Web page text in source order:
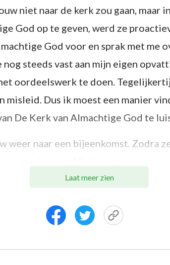
niet naar de kerk zou gaan, maar
God op te geven, werd ze
God voor en sprak met me
nog steeds vast aan mijn eigen
oordeelswerk te doen.
misleid. Dus ik moest een manier
De Kerk van Almachtige God te
weer naar een bijeenkomst. Zodra
ga je daar nog steeds heen?
zag dat ik boos werd en ze draaide
Laat meer zien